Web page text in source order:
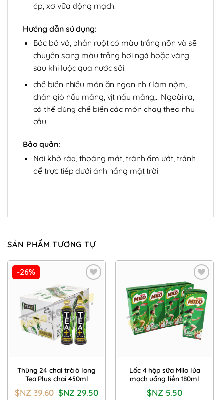
áp, xơ vữa động mạch.
Hướng dẫn sử dụng:
Bóc bỏ vỏ, phần ruột có màu trắng nõn và sẽ
chuyển sang màu trắng hơi ngà hoặc vàng
sau khi luộc qua nước sôi.
chế biến nhiều món ăn ngon như làm nộm,
chân giò nấu măng, vịt nấu măng,.. Ngoài ra,
có thể dùng chế biến các món chay theo nhu
cầu.
Bảo quản:
Nơi khô ráo, thoáng mát, tránh ẩm ướt, tránh
để trực tiếp dưới ánh nắng mặt trời
SẢN PHẨM TƯƠNG TỰ
-26%
Add to
Wishlist
Thùng 24 chai trà ô long
Tea Plus chai 450ml
$NZ39.60 Giá
gốc
$NZ 29.50Giá
hiện
Add to
Wishlist
Lốc 4 hộp sữa Milo lúa
mạch uống liền 180ml
$NZ 5.50